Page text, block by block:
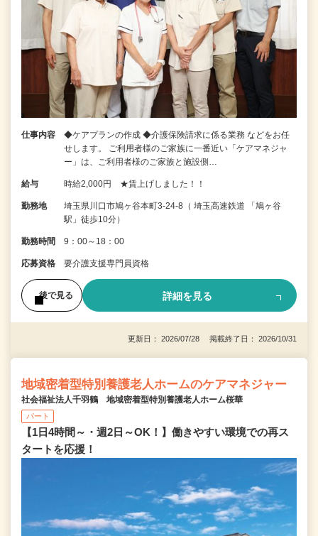
仕事内容
◆ケアプランの作成 ◆介護保険請求に係る業務 などをお任
せします。 ご利用者様のご家族に一番近い「ケアマネジャ
ー」は、ご利用者様のご家族と施設側…
給与 時給2,000円 ★賃上げしました！！
勤務地
埼玉県川口市鳩ヶ谷本町3-24-8（ 埼玉高速鉄道 「鳩ヶ谷
駅」徒歩10分）
勤務時間 9：00～18：00
応募資格 要介護支援専門員資格
後で見る 詳細を見る
更新日： 2026/07/28 掲載終了日： 2026/10/31
地域密着型特別養護老人ホームのケアマネジャー
社会福祉法人千羽鶴 地域密着型特別養護老人ホーム桜華
パート
【1日4時間～・週2日～OK！】働きやすい環境での再ス
タートを応援！